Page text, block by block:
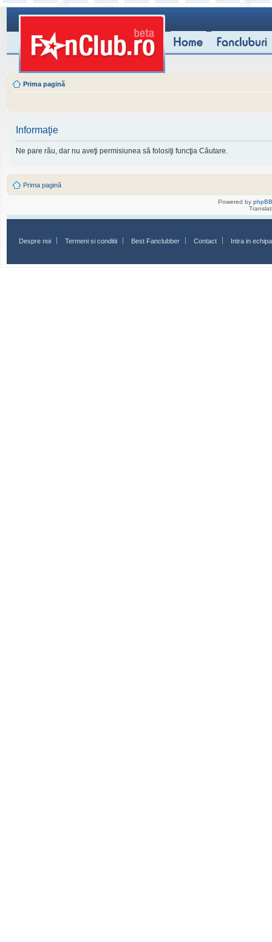
Prima pagină
Informaţie
Ne pare rău, dar nu aveţi permisiunea să folosiţi funcţia Căutare.
Prima pagină
Powered by phpBB
Despre noi Termeni si conditii Best Fanclubber Contact Intra in